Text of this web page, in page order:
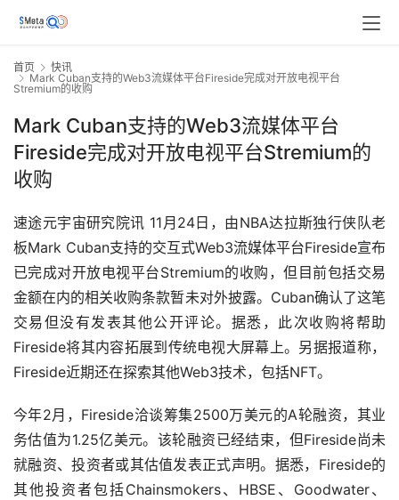
首页
快讯
Mark Cuban支持的Web3流媒体平台Fireside完成对开放电视平台
Stremium的收购
Mark Cuban支持的Web3流媒体平台
Fireside完成对开放电视平台Stremium的
收购
速途元宇宙研究院讯 11月24日，由NBA达拉斯独行侠队老
板Mark Cuban支持的交互式Web3流媒体平台Fireside宣布
已完成对开放电视平台Stremium的收购，但目前包括交易
金额在内的相关收购条款暂未对外披露。Cuban确认了这笔
交易但没有发表其他公开评论。据悉，此次收购将帮助
Fireside将其内容拓展到传统电视大屏幕上。另据报道称，
Fireside近期还在探索其他Web3技术，包括NFT。
今年2月，Fireside洽谈筹集2500万美元的A轮融资，其业
务估值为1.25亿美元。该轮融资已经结束，但Fireside尚未
就融资、投资者或其估值发表正式声明。据悉，Fireside的
其他投资者包括Chainsmokers、HBSE、Goodwater、